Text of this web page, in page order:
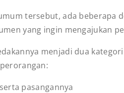
tersebut, ada beberapa
yang ingin mengajukan
menjadi dua
pasangannya